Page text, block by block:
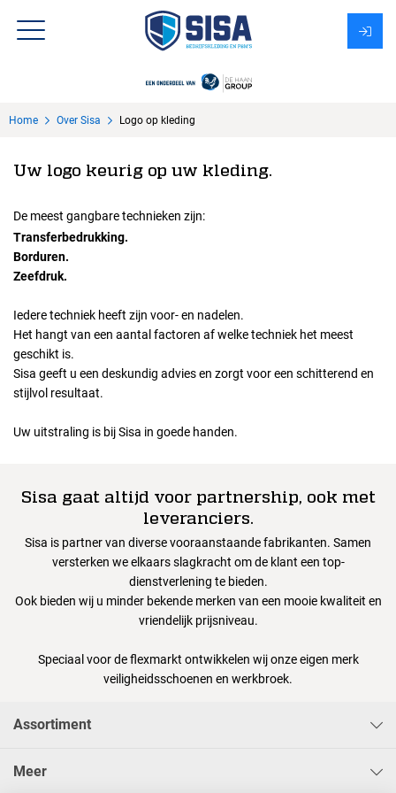
Over Sisa
KMS
Uitzendbureau?
Home Over Sisa Logo op kleding
Uw logo keurig op uw kleding.
De meest gangbare technieken zijn:
Transferbedrukking.
Borduren.
Zeefdruk.
Iedere techniek heeft zijn voor- en nadelen.
Het hangt van een aantal factoren af welke techniek het meest
geschikt is.
Sisa geeft u een deskundig advies en zorgt voor een schitterend en
stijlvol resultaat.
Uw uitstraling is bij Sisa in goede handen.
Sisa gaat altijd voor partnership, ook met
leveranciers.
Sisa is partner van diverse vooraanstaande fabrikanten. Samen
versterken we elkaars slagkracht om de klant een top-
dienstverlening te bieden.
Ook bieden wij u minder bekende merken van een mooie kwaliteit en
vriendelijk prijsniveau.
Speciaal voor de flexmarkt ontwikkelen wij onze eigen merk
veiligheidsschoenen en werkbroek.
Assortiment
Meer